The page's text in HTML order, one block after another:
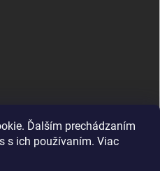
Ďalším prechádzaním
s ich používaním. Viac